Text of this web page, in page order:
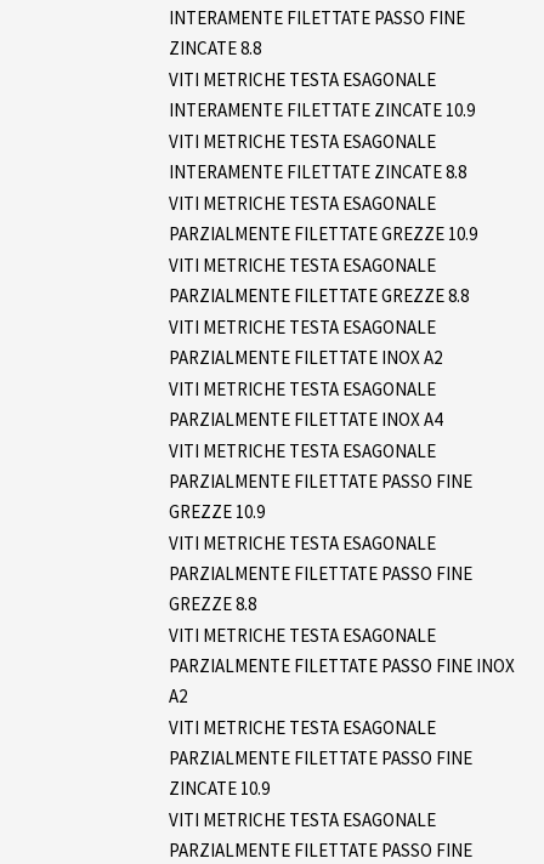
INTERAMENTE FILETTATE PASSO FINE
ZINCATE 8.8
VITI METRICHE TESTA ESAGONALE
INTERAMENTE FILETTATE ZINCATE 10.9
VITI METRICHE TESTA ESAGONALE
INTERAMENTE FILETTATE ZINCATE 8.8
VITI METRICHE TESTA ESAGONALE
PARZIALMENTE FILETTATE GREZZE 10.9
VITI METRICHE TESTA ESAGONALE
PARZIALMENTE FILETTATE GREZZE 8.8
VITI METRICHE TESTA ESAGONALE
PARZIALMENTE FILETTATE INOX A2
VITI METRICHE TESTA ESAGONALE
PARZIALMENTE FILETTATE INOX A4
VITI METRICHE TESTA ESAGONALE
PARZIALMENTE FILETTATE PASSO FINE
GREZZE 10.9
VITI METRICHE TESTA ESAGONALE
PARZIALMENTE FILETTATE PASSO FINE
GREZZE 8.8
VITI METRICHE TESTA ESAGONALE
PARZIALMENTE FILETTATE PASSO FINE INOX
A2
VITI METRICHE TESTA ESAGONALE
PARZIALMENTE FILETTATE PASSO FINE
ZINCATE 10.9
VITI METRICHE TESTA ESAGONALE
PARZIALMENTE FILETTATE PASSO FINE